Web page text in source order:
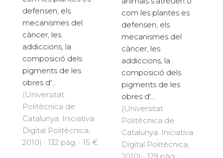
defensen, els
mecanismes del
càncer, les
addiccions, la
composició dels
pigments de les
obres d'...
(Universitat
Politècnica de
Catalunya. Iniciativa
Digital Politècnica,
2010) · 132 pàg. · 15 €
com les plantes es
defensen, els
mecanismes del
càncer, les
addiccions, la
composició dels
pigments de les
obres d'...
(Universitat
Politècnica de
Catalunya. Iniciativa
Digital Politècnica,